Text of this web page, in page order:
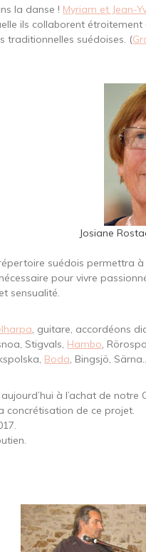
la danse ! Myriam et Jean-
ils collaborent
traditionnelles suédoises. (
Josiane
suédois permettra
pour vivre
sensualité.
, guitare, accordéons
Stigvals, Hambo,
Boda, Bingsjö,
à l’achat de
concrétisation de ce projet.